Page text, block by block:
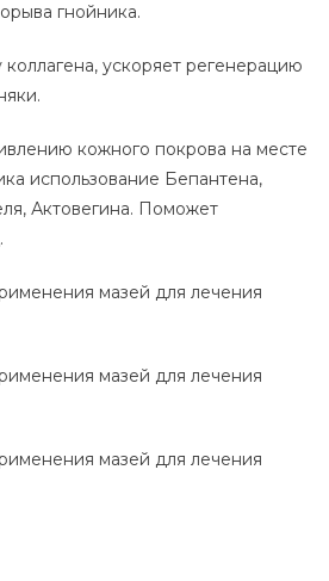
гнойника.
ускоряет регенерацию
кожного покрова на месте
использование Бепантена,
Актовегина. Поможет